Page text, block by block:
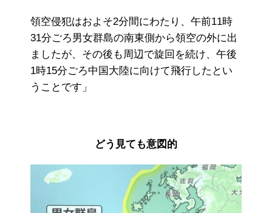
領空侵犯はおよそ2分間にわたり、午前11時
31分ごろ男女群島の南東側から領空の外に出
ましたが、その後も周辺で旋回を続け、午後
1時15分ごろ中国大陸に向けて飛行したとい
うことです」
どう見ても意図的